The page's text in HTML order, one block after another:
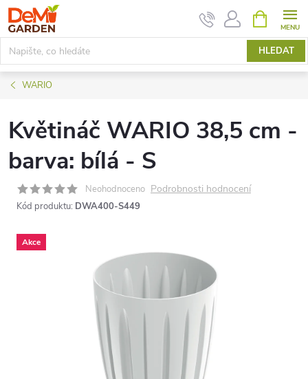
Přejít
na
obsah
HLEDAT
NÁKUPNÍ
KOŠÍK
WARIO
Květináč WARIO 38,5 cm -
barva: bílá - S
Neohodnoceno Podrobnosti hodnocení
Kód produktu: DWA400-S449
Akce